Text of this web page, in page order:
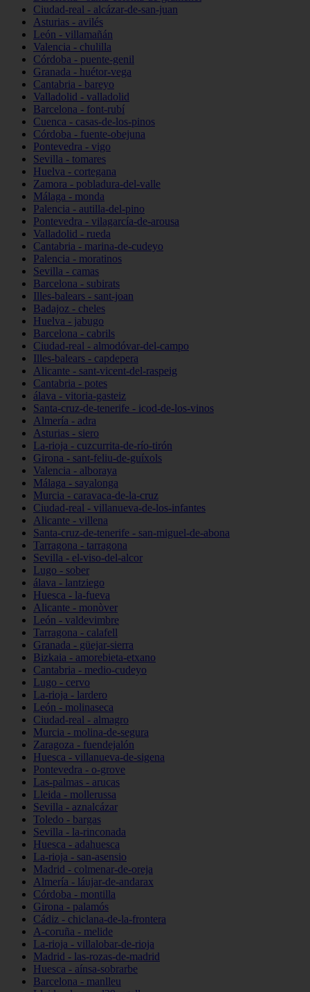
Ciudad-real - alcázar-de-san-juan
Asturias - avilés
León - villamañán
Valencia - chulilla
Córdoba - puente-genil
Granada - huétor-vega
Cantabria - bareyo
Valladolid - valladolid
Barcelona - font-rubí
Cuenca - casas-de-los-pinos
Córdoba - fuente-obejuna
Pontevedra - vigo
Sevilla - tomares
Huelva - cortegana
Zamora - pobladura-del-valle
Málaga - monda
Palencia - autilla-del-pino
Pontevedra - vilagarcía-de-arousa
Valladolid - rueda
Cantabria - marina-de-cudeyo
Palencia - moratinos
Sevilla - camas
Barcelona - subirats
Illes-balears - sant-joan
Badajoz - cheles
Huelva - jabugo
Barcelona - cabrils
Ciudad-real - almodóvar-del-campo
Illes-balears - capdepera
Alicante - sant-vicent-del-raspeig
Cantabria - potes
álava - vitoria-gasteiz
Santa-cruz-de-tenerife - icod-de-los-vinos
Almería - adra
Asturias - siero
La-rioja - cuzcurrita-de-río-tirón
Girona - sant-feliu-de-guíxols
Valencia - alboraya
Málaga - sayalonga
Murcia - caravaca-de-la-cruz
Ciudad-real - villanueva-de-los-infantes
Alicante - villena
Santa-cruz-de-tenerife - san-miguel-de-abona
Tarragona - tarragona
Sevilla - el-viso-del-alcor
Lugo - sober
álava - lantziego
Huesca - la-fueva
Alicante - monòver
León - valdevimbre
Tarragona - calafell
Granada - güejar-sierra
Bizkaia - amorebieta-etxano
Cantabria - medio-cudeyo
Lugo - cervo
La-rioja - lardero
León - molinaseca
Ciudad-real - almagro
Murcia - molina-de-segura
Zaragoza - fuendejalón
Huesca - villanueva-de-sigena
Pontevedra - o-grove
Las-palmas - arucas
Lleida - mollerussa
Sevilla - aznalcázar
Toledo - bargas
Sevilla - la-rinconada
Huesca - adahuesca
La-rioja - san-asensio
Madrid - colmenar-de-oreja
Almería - láujar-de-andarax
Córdoba - montilla
Girona - palamós
Cádiz - chiclana-de-la-frontera
A-coruña - melide
La-rioja - villalobar-de-rioja
Madrid - las-rozas-de-madrid
Huesca - aínsa-sobrarbe
Barcelona - manlleu